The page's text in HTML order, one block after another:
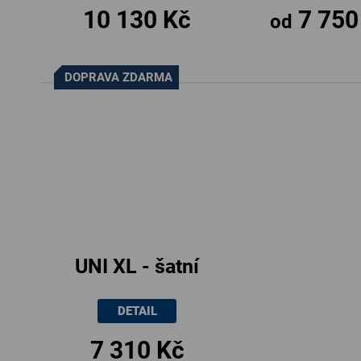
10 130 Kč od 7
DOPRAVA ZDARMA
UNI XL - šatní
skříň,
120x52x180cm
7 310 Kč
DETAIL